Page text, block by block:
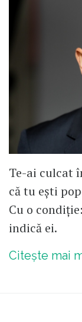
Te-ai culcat
că tu ești
Cu o
indică ei.
Citește mai